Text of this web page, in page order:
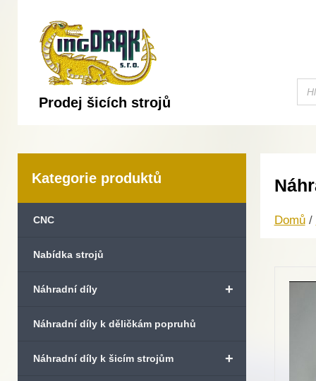
Prodej šicích strojů
Kategorie produktů
CNC
Nabídka strojů
+
Náhradní díly
Náhradní díly k děličkám popruhů
+
Náhradní díly k šicím strojům
Domů/